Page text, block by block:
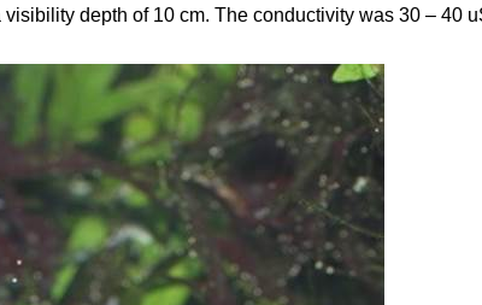
depth of 10 cm. The conductivity was 30 – 40